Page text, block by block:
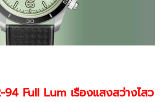
Full Lum เรืองแสงสว่างไสว